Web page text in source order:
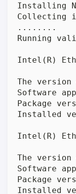
Installing
Collecting
........
Running
Intel(R)
The
Software
Package
Installed
Intel(R)
The
Software
Package
Installed